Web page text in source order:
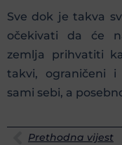
Sve dok je takva
očekivati da će
zemlja prihvatiti
takvi, ograničeni
sami sebi, a
Prethodna vijest